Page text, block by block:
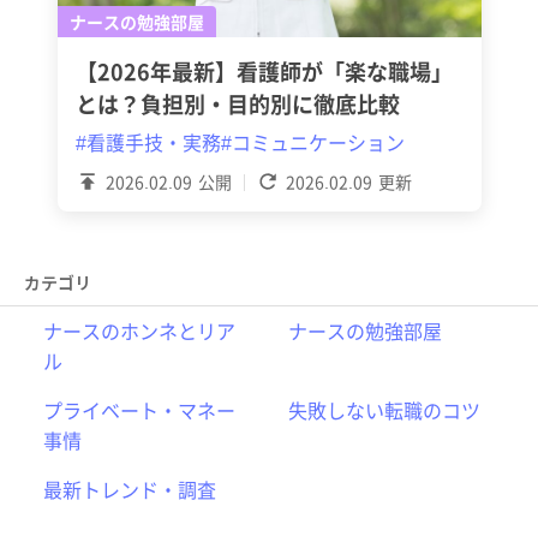
ナースの勉強部屋
2026.02.09 公開 2026.02.09 更新
【2026年最新】看護師が「楽な職場」
とは？負担別・目的別に徹底比較
#看護手技・実務#コミュニケーション
カテゴリ
ナースのホンネとリア
ル
ナースの勉強部屋
プライベート・マネー
事情
失敗しない転職のコツ
最新トレンド・調査